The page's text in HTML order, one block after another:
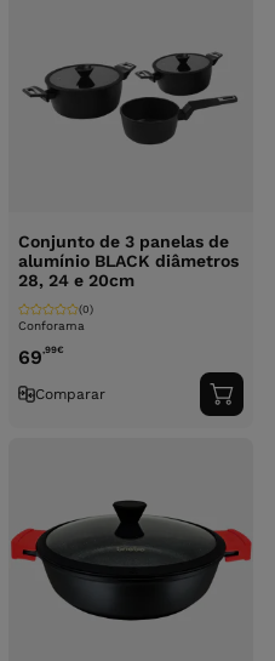
Conjunto de 3 panelas de
alumínio BLACK diâmetros
28, 24 e 20cm
Conforama
(0)
69,99€
Comparar
ao